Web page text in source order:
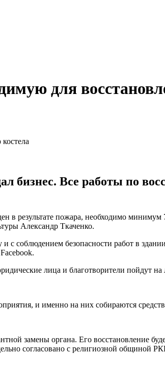
для
бизнес. Все работы по
в результате пожара, необходимо
Александр Ткаченко.
с соблюдением безопасности работ в
лица и благотворители пойдут
и именно на них собираются
замены органа. Его восстановление
согласовано с религиозной общиной